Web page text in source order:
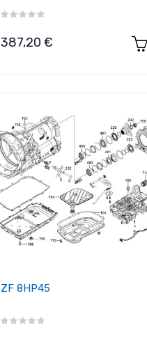
Precio
387,20 €
ZF 8HP45